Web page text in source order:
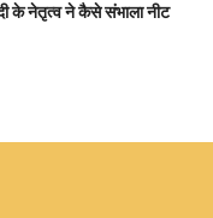
के नेतृत्व ने कैसे संभाला नीट